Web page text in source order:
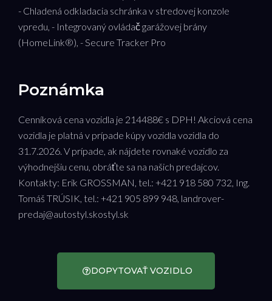
- Chladená odkladacia schránka v stredovej konzole
vpredu, - Integrovaný ovládač garážovej brány
(HomeLink®), - Secure Tracker Pro
Poznámka
Cenníková cena vozidla je 214488€ s DPH! Akciová cena
vozidla je platná v prípade kúpy vozidla vozidla do
31.7.2026. V prípade, ak nájdete rovnaké vozidlo za
výhodnejšiu cenu, obráťte sa na našich predajcov.
Kontakty: Erik GROSSMAN, tel.: +421 918 580 732, Ing.
Tomáš TRÚSIK, tel.: +421 905 899 948, landrover-
predaj@autostyl.skostyl.sk
DOPYTOVAŤ VOZIDLO